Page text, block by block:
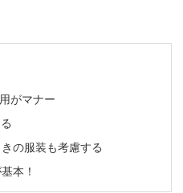
がマナー
の服装も考慮する
本！